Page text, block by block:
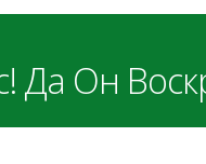
Да Он